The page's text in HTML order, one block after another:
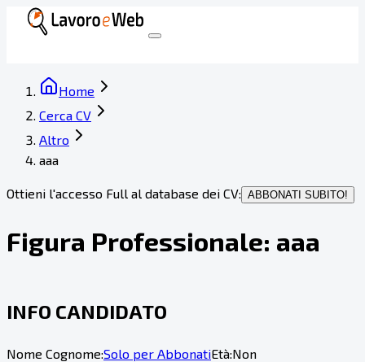
Home
Cerca CV
Altro
aaa
Ottieni l'accesso Full al database dei CV: ABBONATI SUBITO!
Figura Professionale: aaa
INFO CANDIDATO
Nome Cognome:Solo per AbbonatiEtà:Non